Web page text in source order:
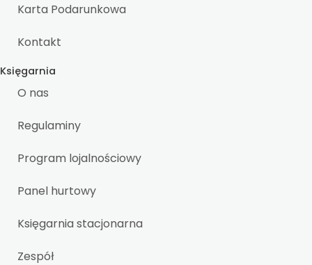
Karta Podarunkowa
Kontakt
Księgarnia
O nas
Regulaminy
Program lojalnościowy
Panel hurtowy
Księgarnia stacjonarna
Zespół